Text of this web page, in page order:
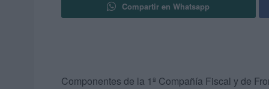
Compartir en Whatsapp
Componentes de la 1ª Compañía Fiscal y de